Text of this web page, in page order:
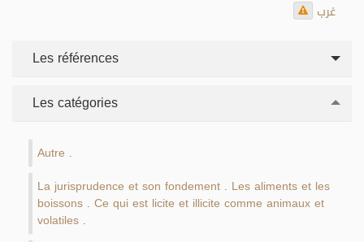
غرب
Les références
Les catégories
Autre
La jurisprudence et son fondement Les aliments et les
boissons Ce qui est licite et illicite comme animaux et
volatiles